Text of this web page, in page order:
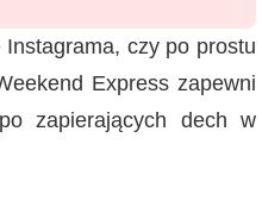
czy po prostu
Express zapewni
zapierających dech w